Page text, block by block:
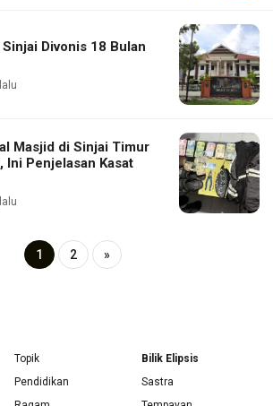
Divonis 18 Bulan
Masjid di Sinjai Timur
Ini Penjelasan Kasat
1 2 »
Topik
Pendidikan
Bilik Elipsis
Sastra